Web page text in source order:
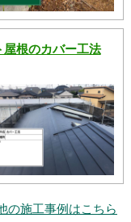
根のカバー工法
の施工事例はこちら